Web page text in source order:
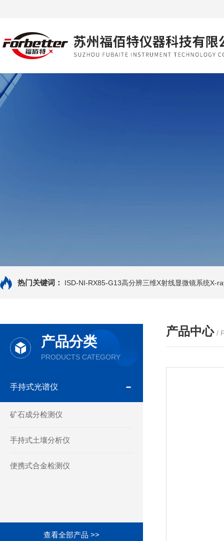
热门关键词： ISD-NI-RX85-G13高分辨三维X射线显微镜系统X-
产品分类
PRODUCTS CATEGORY
手持式光谱仪
矿石成分检测仪
手持式土壤分析仪
便携式合金检测仪
查看全部产品 >>
产品中心 /